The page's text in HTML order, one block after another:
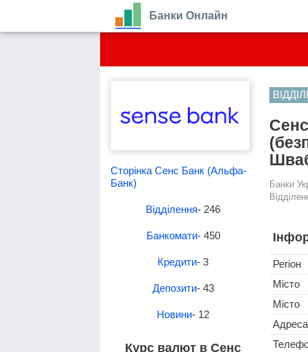
Банки Онлайн
Сторінка Сенс Банк (Альфа-
Банк)
Відділення- 246
Банкомати- 450
Кредити- 3
Депозити- 43
Новини- 12
Курс валют в Сенс
Банки
Регіон
Місто
Місто
Адреса